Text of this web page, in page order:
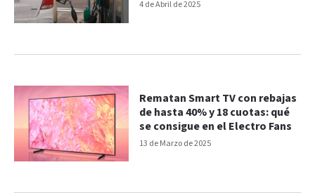
4 de Abril de 2025
13 de Marzo de 2025
Rematan Smart TV con rebajas
de hasta 40% y 18 cuotas: qué
se consigue en el Electro Fans